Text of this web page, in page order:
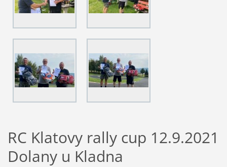
RC Klatovy rally cup 12.9.2021
Dolany u Kladna